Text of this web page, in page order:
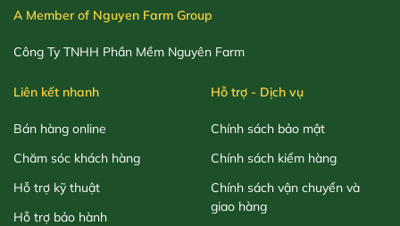
A Member of Nguyen Farm Group
Công Ty TNHH Phần Mềm Nguyên Farm
Liên kết nhanh
Bán hàng online
Chăm sóc khách hàng
Hỗ trợ kỹ thuật
Hỗ trợ bảo hành
Hỗ trợ - Dịch vụ
Chính sách bảo mật
Chính sách kiểm hàng
Chính sách vận chuyển và
giao hàng